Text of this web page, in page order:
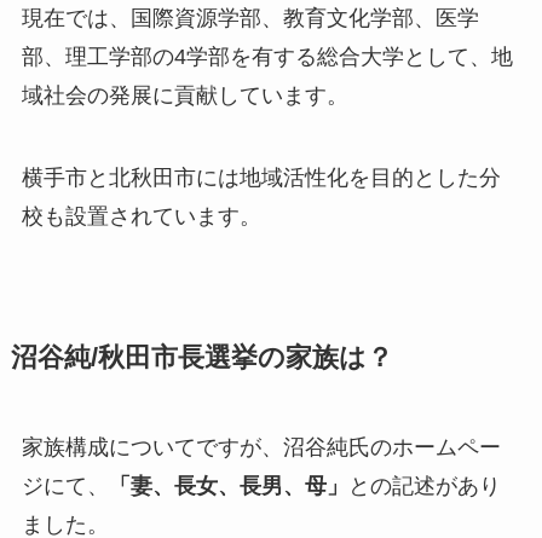
現在では、国際資源学部、教育文化学部、医学
部、理工学部の4学部を有する総合大学として、地
域社会の発展に貢献しています。
横手市と北秋田市には地域活性化を目的とした分
校も設置されています。
沼谷純/秋田市長選挙の家族は？
家族構成についてですが、沼谷純氏のホームペー
ジにて、
「妻、長女、長男、母」
との記述があり
ました。